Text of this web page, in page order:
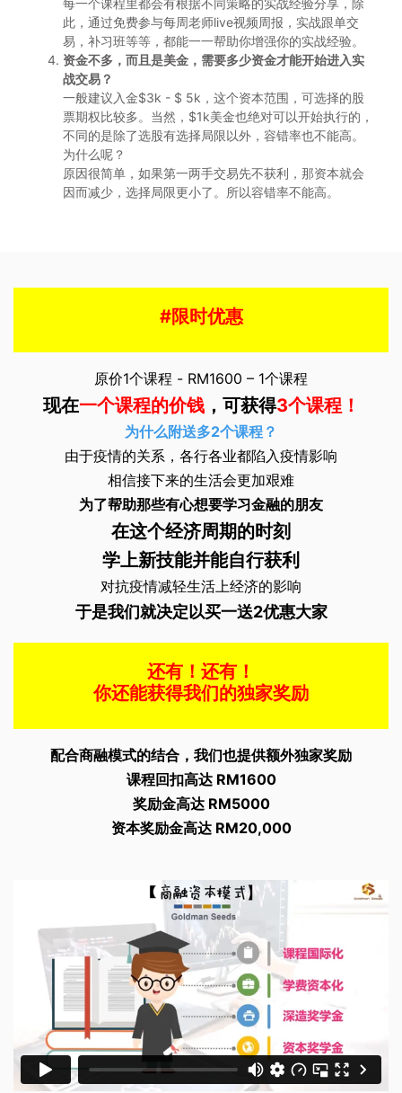
此，通过免费参与每周老师live视频周报，实战跟单交
易，补习班等等，都能一一帮助你增强你的实战经验。
资金不多，而且是美金，需要多少资金才能开始进入实
战交易？
一般建议入金$3k - $ 5k，这个资本范围，可选择的股
票期权比较多。当然，$1k美金也绝对可以开始执行的，
不同的是除了选股有选择局限以外，容错率也不能高。
为什么呢？
原因很简单，如果第一两手交易先不获利，那资本就会
因而减少，选择局限更小了。所以容错率不能高。
#限时优惠
原价1个课程 - RM1600 – 1个课程
现在一个课程的价钱，可获得3个课程！
为什么附送多2个课程？
由于疫情的关系，各行各业都陷入疫情影响
相信接下来的生活会更加艰难
为了帮助那些有心想要学习金融的朋友
在这个经济周期的时刻
学上新技能并能自行获利
对抗疫情减轻生活上经济的影响
于是我们就决定以买一送2优惠大家
还有！还有！
你还能获得我们的独家奖励
配合商融模式的结合，我们也提供额外独家奖励
课程回扣高达 RM1600
奖励金高达 RM5000
资本奖励金高达 RM20,000